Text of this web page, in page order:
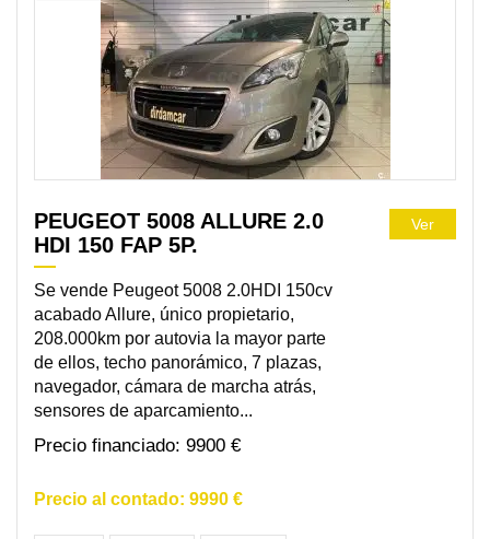
PEUGEOT 5008 ALLURE 2.0
HDI 150 FAP 5P.
Se vende Peugeot 5008 2.0HDI 150cv
acabado Allure, único propietario,
208.000km por autovia la mayor parte
de ellos, techo panorámico, 7 plazas,
navegador, cámara de marcha atrás,
sensores de aparcamiento...
9900 €
9990 €
Ver